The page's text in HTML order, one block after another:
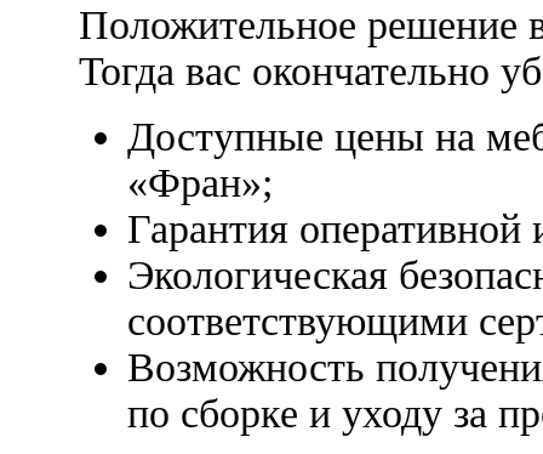
Положительное решение
Тогда вас окончательно
Доступные цены на
«Фран»;
Гарантия
Экологическая
соответствующими
Возможность
по сборке и уходу за